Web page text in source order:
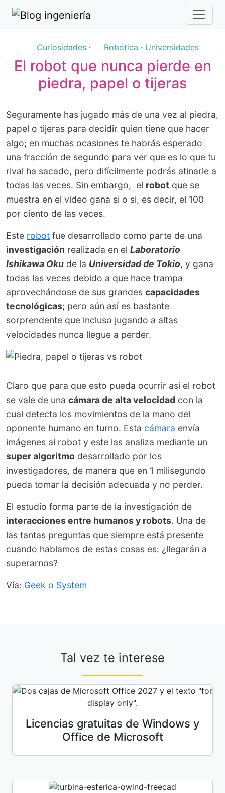
Curiosidades · Robótica · Universidades
El robot que nunca pierde en
piedra, papel o tijeras
Seguramente has jugado más de una vez al piedra,
papel o tijeras para decidir quien tiene que hacer
algo; en muchas ocasiones te habrás esperado
una fracción de segundo para ver que es lo que tu
rival ha sacado, pero difícilmente podrás atinarle a
todas las veces. Sin embargo, el robot que se
muestra en el video gana si o si, es decir, el 100
por ciento de las veces.
Este robot fue desarrollado como parte de una
investigación realizada en el Laboratorio
Ishikawa Oku de la Universidad de Tokio, y gana
todas las veces debido a que hace trampa
aprovechándose de sus grandes capacidades
tecnológicas; pero aún así es bastante
sorprendente que incluso jugando a altas
velocidades nunca llegue a perder.
Claro que para que esto pueda ocurrir así el robot
se vale de una cámara de alta velocidad con la
cual detecta los movimientos de la mano del
oponente humano en turno. Esta cámara envía
imágenes al robot y este las analiza mediante un
super algoritmo desarrollado por los
investigadores, de manera que en 1 milisegundo
pueda tomar la decisión adecuada y no perder.
El estudio forma parte de la investigación de
interacciones entre humanos y robots. Una de
las tantas preguntas que siempre está presente
cuando hablamos de estas cosas es: ¿llegarán a
superarnos?
Vía: Geek o System
Tal vez te interese
Licencias gratuitas de Windows y
Office de Microsoft